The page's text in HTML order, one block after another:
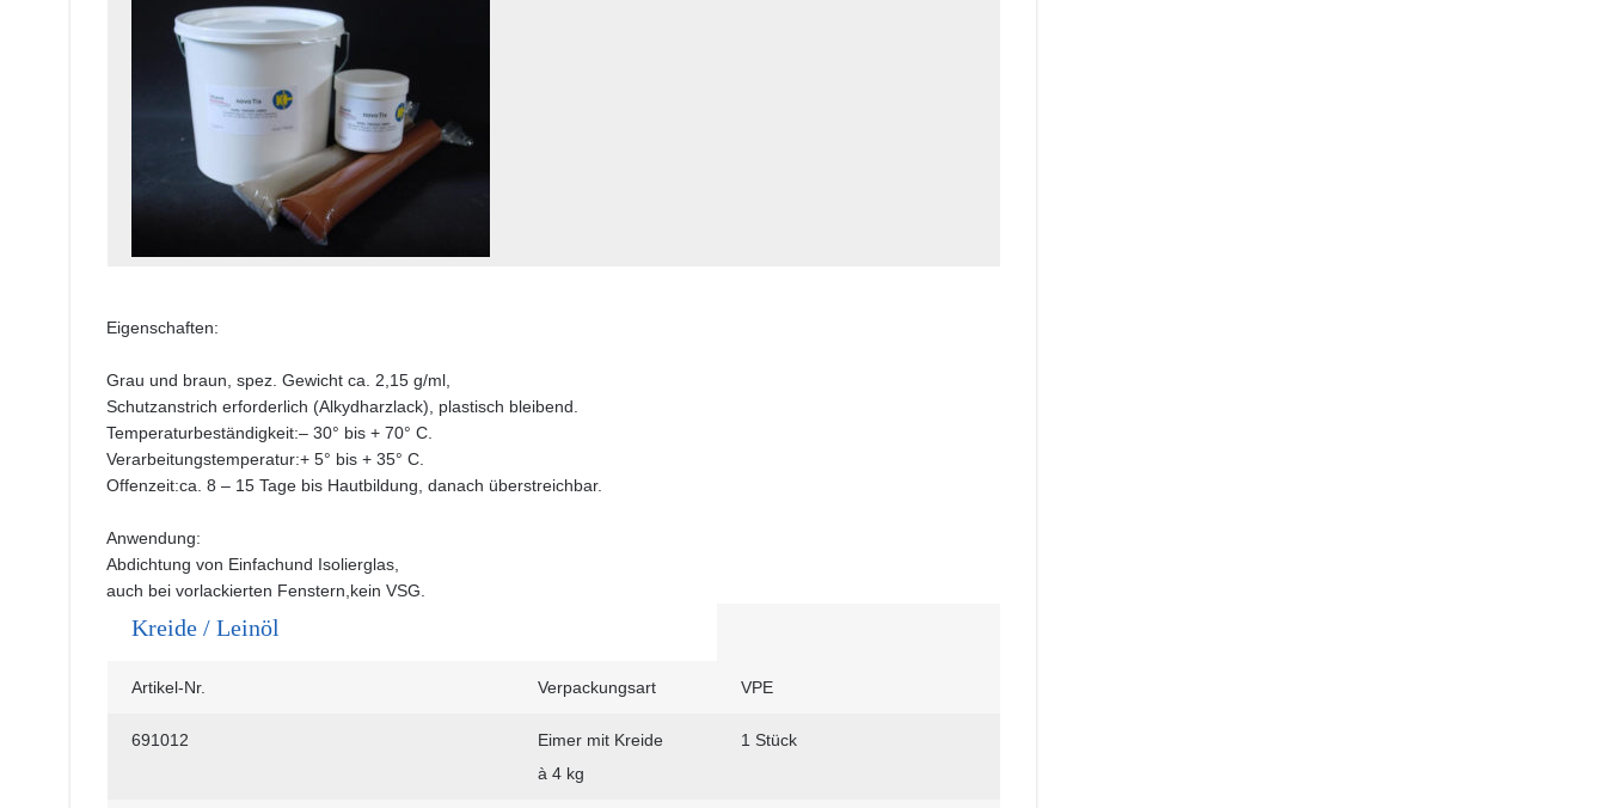
Eigenschaften:
Grau und braun, spez. Gewicht ca. 2,15 g/ml,
Schutzanstrich erforderlich (Alkydharzlack), plastisch bleibend.
Temperaturbeständigkeit:– 30° bis + 70° C.
Verarbeitungstemperatur:+ 5° bis + 35° C.
Offenzeit:ca. 8 – 15 Tage bis Hautbildung, danach überstreichbar.
Anwendung:
Abdichtung von Einfachund Isolierglas,
auch bei vorlackierten Fenstern,kein VSG.
Kreide / Leinöl
Artikel-Nr. Verpackungsart VPE
691012
Eimer mit Kreide
à 4 kg
1 Stück